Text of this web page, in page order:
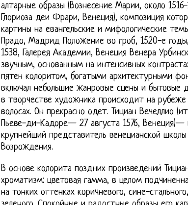
алтарные образы (Вознесение Марии, около
Глориоза деи Фрари, Венеция), композиция
картины на евангельские и мифологические
Прадо, Мадрид Положение во гроб, 1520-е
1538, Галерея Академии, Венеция Венера
звучным, основанным на интенсивных
пятен колоритом, богатыми архитектурными
включал небольшие жанровые сцены и бытовые
в творчестве художника происходит на
волосах. Он прекрасно одет. Тициан Вечеллио
Пьеве-ди-Кадоре— 27 августа 1576, Венеция)—
крупнейший представитель венецианской
Возрождения.
В основе колорита поздних произведений
хроматизм: цветовая гамма, в целом
на тонких оттенках коричневого, сине-